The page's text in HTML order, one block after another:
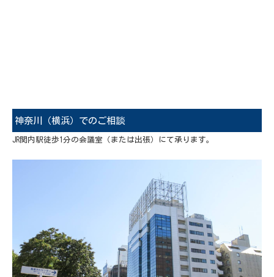
神奈川（横浜）でのご相談
JR関内駅徒歩1分の会議室（または出張）にて承ります。